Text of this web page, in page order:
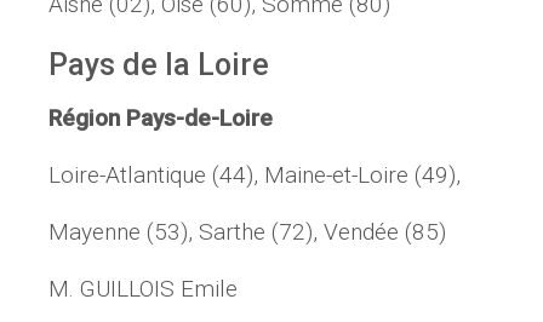
Pays de la Loire
Région Pays-de-Loire
Loire-Atlantique (44), Maine-et-Loire (49),
Mayenne (53), Sarthe (72), Vendée (85)
M. GUILLOIS Emile